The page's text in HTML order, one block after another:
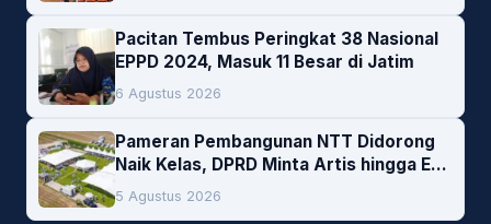
Pacitan Tembus Peringkat 38 Nasional
EPPD 2024, Masuk 11 Besar di Jatim
6 Agustus 2026
Pameran Pembangunan NTT Didorong
Naik Kelas, DPRD Minta Artis hingga EO
Lokal Jadi Prioritas
5 Agustus 2026